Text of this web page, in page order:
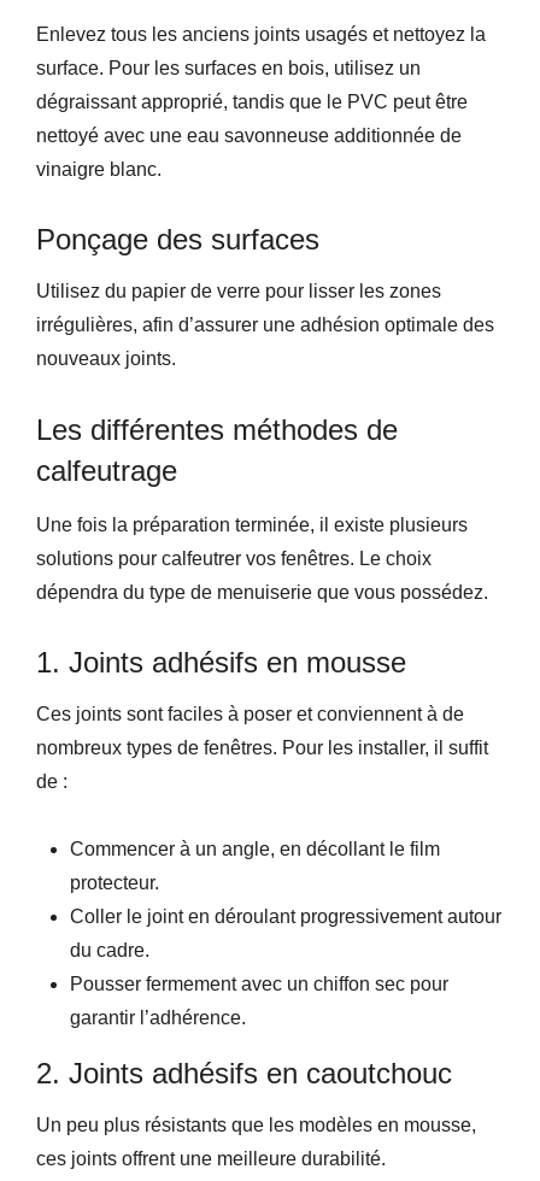
Enlevez tous les anciens joints usagés et nettoyez la
surface. Pour les surfaces en bois, utilisez un
dégraissant approprié, tandis que le PVC peut être
nettoyé avec une eau savonneuse additionnée de
vinaigre blanc.
Ponçage des surfaces
Utilisez du papier de verre pour lisser les zones
irrégulières, afin d’assurer une adhésion optimale des
nouveaux joints.
Les différentes méthodes de
calfeutrage
Une fois la préparation terminée, il existe plusieurs
solutions pour calfeutrer vos fenêtres. Le choix
dépendra du type de menuiserie que vous possédez.
1. Joints adhésifs en mousse
Ces joints sont faciles à poser et conviennent à de
nombreux types de fenêtres. Pour les installer, il suffit
de :
Commencer à un angle, en décollant le film
protecteur.
Coller le joint en déroulant progressivement autour
du cadre.
Pousser fermement avec un chiffon sec pour
garantir l’adhérence.
2. Joints adhésifs en caoutchouc
Un peu plus résistants que les modèles en mousse,
ces joints offrent une meilleure durabilité.